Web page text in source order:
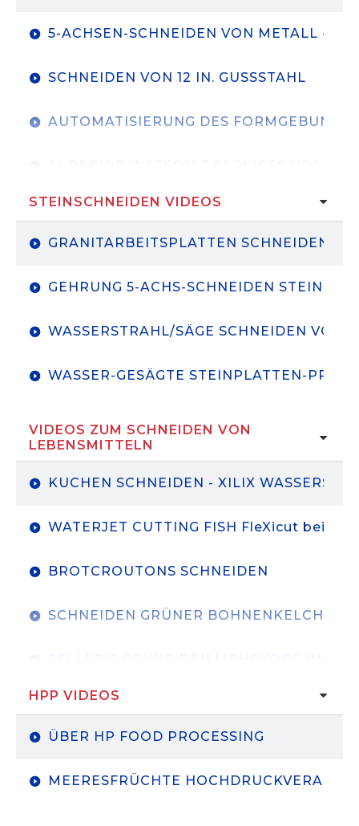
5-ACHSEN-SCHNEIDEN VON METALL -
SCHNEIDEN VON 12 IN. GUSSSTAHL
AUTOMATISIERUNG DES
MOTORHEAD GARAGE
STEINSCHNEIDEN VIDEOS
GRANITARBEITSPLATTEN SCHNEIDEN
GEHRUNG 5-ACHS-SCHNEIDEN STEIN
WASSERSTRAHL/SÄGE SCHNEIDEN VON
WASSER-GESÄGTE STEINPLATTEN-
VIDEOS ZUM SCHNEIDEN VON
LEBENSMITTELN
KUCHEN SCHNEIDEN - XILIX
WATERJET CUTTING FISH FleXicut bei
BROTCROUTONS SCHNEIDEN
SCHNEIDEN GRÜNER BOHNENKELCHE
SELLERIE VERARBEITUNG-DUDA FARMS
HPP VIDEOS
ÜBER HP FOOD PROCESSING
MEERESFRÜCHTE